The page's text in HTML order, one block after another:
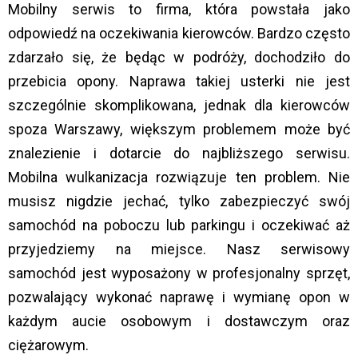
Mobilny serwis to firma, która powstała jako
odpowiedź na oczekiwania kierowców. Bardzo często
zdarzało się, że będąc w podróży, dochodziło do
przebicia opony. Naprawa takiej usterki nie jest
szczególnie skomplikowana, jednak dla kierowców
spoza Warszawy, większym problemem może być
znalezienie i dotarcie do najbliższego serwisu.
Mobilna wulkanizacja rozwiązuje ten problem. Nie
musisz nigdzie jechać, tylko zabezpieczyć swój
samochód na poboczu lub parkingu i oczekiwać aż
przyjedziemy na miejsce. Nasz serwisowy
samochód jest wyposażony w profesjonalny sprzęt,
pozwalający wykonać naprawę i wymianę opon w
każdym aucie osobowym i dostawczym oraz
ciężarowym.